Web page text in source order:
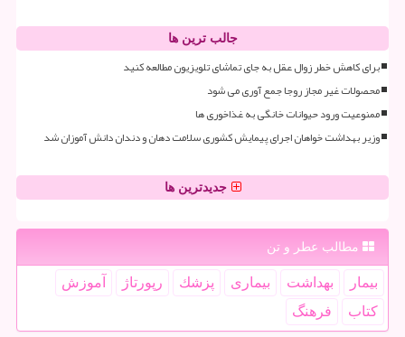
جالب ترین ها
برای کاهش خطر زوال عقل به جای تماشای تلویزیون مطالعه کنید
محصولات غیر مجاز روجا جمع آوری می شود
ممنوعیت ورود حیوانات خانگی به غذاخوری ها
وزیر بهداشت خواهان اجرای پیمایش کشوری سلامت دهان و دندان دانش آموزان شد
جدیدترین ها
مطالب عطر و تن
بیمار بهداشت بیماری پزشك رپورتاژ
آموزش
كتاب
فرهنگ